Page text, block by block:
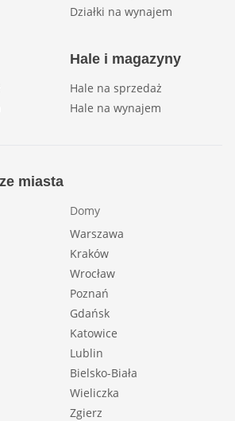
Działki na wynajem
Hale i magazyny
Hale na sprzedaż
Hale na wynajem
miasta
Domy
Warszawa
Kraków
Wrocław
Poznań
Gdańsk
Katowice
Lublin
Bielsko-Biała
Wieliczka
Zgierz